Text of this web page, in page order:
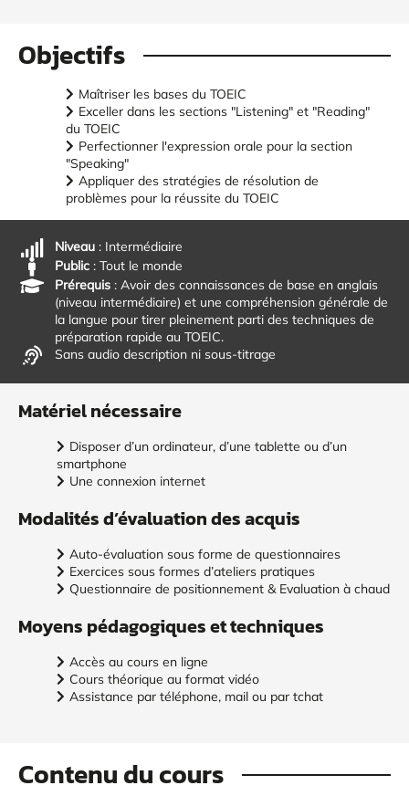
Objectifs
Maîtriser les bases du TOEIC
Exceller dans les sections "Listening" et "Reading"
du TOEIC
Perfectionner l'expression orale pour la section
"Speaking"
Appliquer des stratégies de résolution de
problèmes pour la réussite du TOEIC
Niveau : Intermédiaire
Public : Tout le monde
Prérequis : Avoir des connaissances de base en anglais
(niveau intermédiaire) et une compréhension générale de
la langue pour tirer pleinement parti des techniques de
préparation rapide au TOEIC.
Sans audio description ni sous-titrage
Matériel nécessaire
Disposer d’un ordinateur, d’une tablette ou d’un
smartphone
Une connexion internet
Modalités d’évaluation des acquis
Auto-évaluation sous forme de questionnaires
Exercices sous formes d’ateliers pratiques
Questionnaire de positionnement & Evaluation à chaud
Moyens pédagogiques et techniques
Accès au cours en ligne
Cours théorique au format vidéo
Assistance par téléphone, mail ou par tchat
Contenu du cours